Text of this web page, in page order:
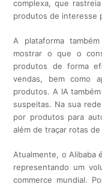
complexa, que
produtos de interesse
A plataforma
mostrar o que o
produtos de forma
vendas, bem como
produtos. A IA
suspeitas. Na sua
por produtos para
além de traçar rotas
Atualmente, o Alibaba
representando um
commerce mundial.